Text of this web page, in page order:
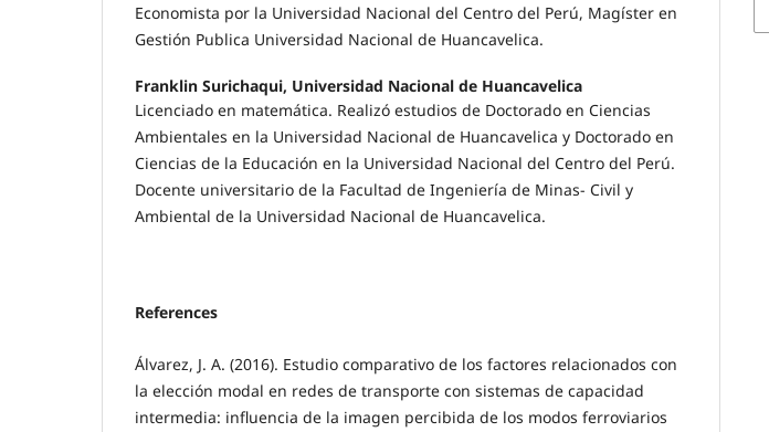
Economista por la Universidad Nacional del Centro del Perú, Magíster en
Gestión Publica Universidad Nacional de Huancavelica.
Franklin Surichaqui, Universidad Nacional de Huancavelica
Licenciado en matemática. Realizó estudios de Doctorado en Ciencias
Ambientales en la Universidad Nacional de Huancavelica y Doctorado en
Ciencias de la Educación en la Universidad Nacional del Centro del Perú.
Docente universitario de la Facultad de Ingeniería de Minas- Civil y
Ambiental de la Universidad Nacional de Huancavelica.
References
Álvarez, J. A. (2016). Estudio comparativo de los factores relacionados con
la elección modal en redes de transporte con sistemas de capacidad
intermedia: influencia de la imagen percibida de los modos ferroviarios